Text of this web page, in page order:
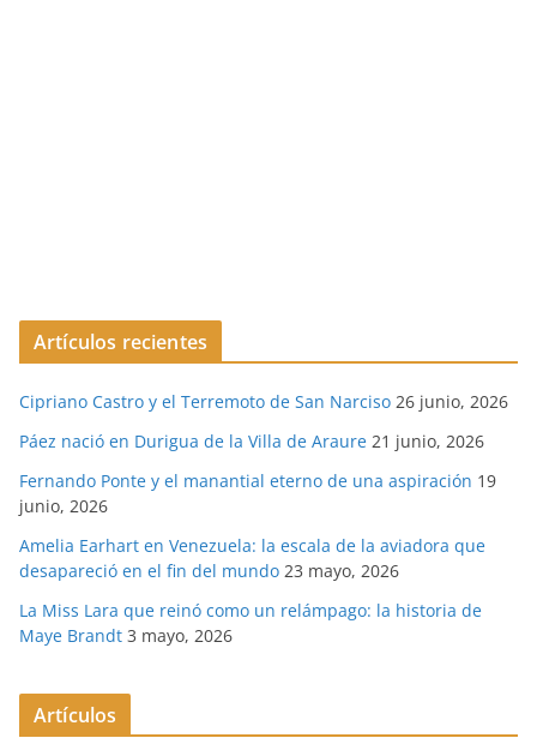
Artículos recientes
Cipriano Castro y el Terremoto de San Narciso 26 junio, 2026
Páez nació en Durigua de la Villa de Araure 21 junio, 2026
Fernando Ponte y el manantial eterno de una aspiración 19
junio, 2026
Amelia Earhart en Venezuela: la escala de la aviadora que
desapareció en el fin del mundo 23 mayo, 2026
La Miss Lara que reinó como un relámpago: la historia de
Maye Brandt 3 mayo, 2026
Artículos